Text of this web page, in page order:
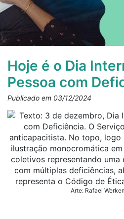
Hoje é o Dia
Pessoa com
Publicado em 03/12/2024
Arte: Rafael